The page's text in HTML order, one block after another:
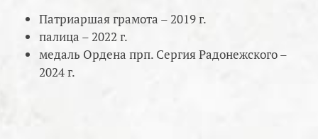
Патриаршая грамота – 2019 г.
палица – 2022 г.
медаль Ордена прп. Сергия Радонежского –
2024 г.